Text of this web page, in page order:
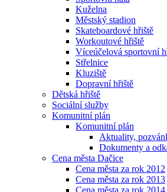
Kuželna
Městský stadion
Skateboardové hřiště
Workoutové hřiště
Víceúčelová sportovní
Střelnice
Kluziště
Dopravní hřiště
Dětská hřiště
Sociální služby
Komunitní plán
Komunitní plán
Aktuality,
Dokumenty a
Cena města Dačice
Cena města za rok 2012
Cena města za rok 2013
Cena města za rok 2014